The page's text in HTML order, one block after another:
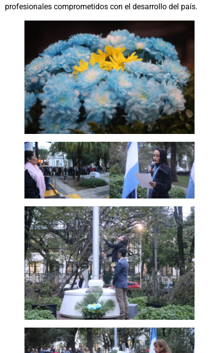
profesionales comprometidos con el desarrollo del país.